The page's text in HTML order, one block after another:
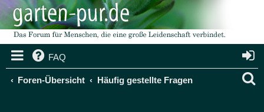
FAQ
Foren-Übersicht Häufig gestellte Fragen